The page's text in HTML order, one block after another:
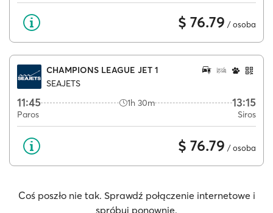
$ 76.79 / osoba
CHAMPIONS LEAGUE JET 1
SEAJETS
11:45 1h 30m 13:15
Paros Siros
$ 76.79 / osoba
Coś poszło nie tak. Sprawdź połączenie internetowe i
spróbuj ponownie.